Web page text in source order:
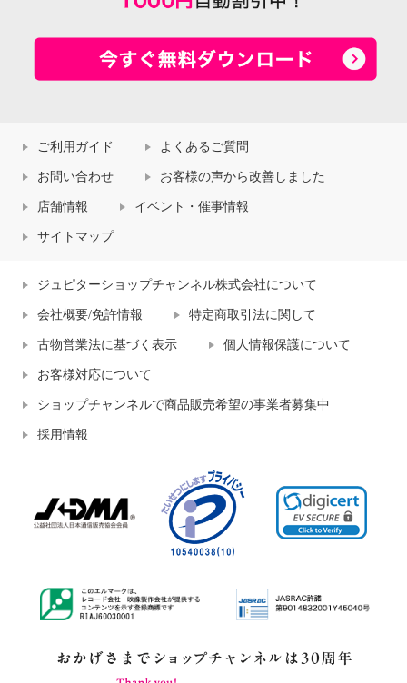
ご利用ガイド よくあるご質問
お問い合わせ お客様の声から改善しました
店舗情報 イベント・催事情報
サイトマップ
ジュピターショップチャンネル株式会社について
会社概要/免許情報 特定商取引法に関して
古物営業法に基づく表示 個人情報保護について
お客様対応について
ショップチャンネルで商品販売希望の事業者募集中
採用情報